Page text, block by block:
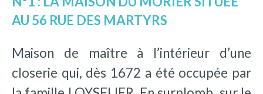
AU 56 RUE DES MARTYRS
Maison de maître à l’intérieur d’une
closerie qui, dès 1672 a été occupée par